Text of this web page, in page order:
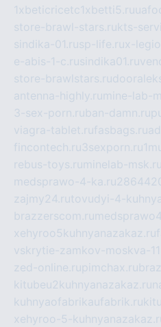
1xbeticricetc1xbetti5.ru
store-brawl-stars.rukts-
sindika-01.rusp-life.rux-
e-abis-1-c.rusindika01.ru
store-brawlstars.ru
antenna-highly.ru mine-lab-
3-sex-porn.ruban-damn.ru
viagra-tablet.rufasbags.ru
fincontech.ru3sexporn.ru
rebus-toys.ru minelab-msk.ru
medsprawo-4-ka.ru
zajmy24.rutovudyi-4-
brazzerscom.ru
xehyroo5kuhnyanazakaz.ru
vskrytie-zamkov-moskva-
zed-online.rupimchax.ru
kitubeu2kuhnyanazakaz.ru
kuhnyaofabrikaufabrik.ru
xehyroo-5-